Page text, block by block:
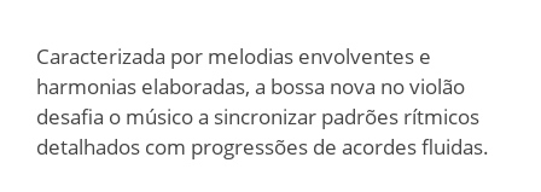
Caracterizada por melodias envolventes e
harmonias elaboradas, a bossa nova no violão
desafia o músico a sincronizar padrões rítmicos
detalhados com progressões de acordes fluidas.